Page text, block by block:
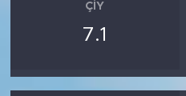
ÇIY
7.1